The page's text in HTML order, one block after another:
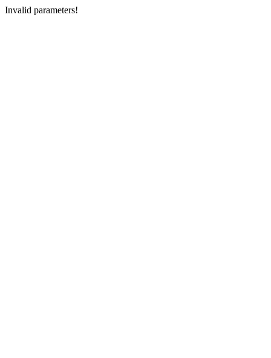
Invalid parameters!